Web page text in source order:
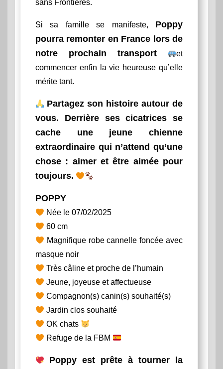
sans Frontières.
Si sa famille se manifeste, Poppy
pourra remonter en France lors de
notre prochain transport
et
commencer enfin la vie heureuse qu’elle
mérite tant.
Partagez son histoire autour de
vous. Derrière ses cicatrices se
cache une jeune chienne
extraordinaire qui n’attend qu’une
chose : aimer et être aimée pour
toujours.
POPPY
Née le 07/02/2025
60 cm
Magnifique robe cannelle foncée avec
masque noir
Très câline et proche de l’humain
Jeune, joyeuse et affectueuse
Compagnon(s) canin(s) souhaité(s)
Jardin clos souhaité
OK chats
Refuge de la FBM
Poppy est prête à tourner la